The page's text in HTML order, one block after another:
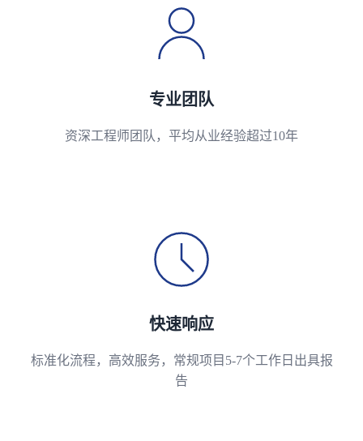
专业团队
资深工程师团队，平均从业经验超过10年
快速响应
标准化流程，高效服务，常规项目5-7个工作日出具报
告